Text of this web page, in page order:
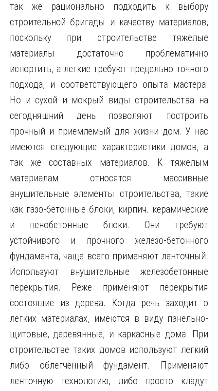
так же рационально подходить к выбору
строительной бригады и качеству материалов,
поскольку при строительстве тяжелые
материалы достаточно проблематично
испортить, а легкие требуют предельно точного
подхода, и соответствующего опыта мастера.
Но и сухой и мокрый виды строительства на
сегодняшний день позволяют построить
прочный и приемлемый для жизни дом. У нас
имеются следующие характеристики домов, а
так же составных материалов. К тяжелым
материалам относятся массивные
внушительные элементы строительства, такие
как газо-бетонные блоки, кирпич. керамические
и пенобетонные блоки. Они требуют
устойчивого и прочного железо-бетонного
фундамента, чаще всего применяют ленточный.
Используют внушительные железобетонные
перекрытия. Реже применяют перекрытия
состоящие из дерева. Когда речь заходит о
легких материалах, имеются в виду панельно-
щитовые, деревянные, и каркасные дома. При
строительстве таких домов используют легкий
либо облегченный фундамент. Применяют
ленточную технологию, либо просто кладут